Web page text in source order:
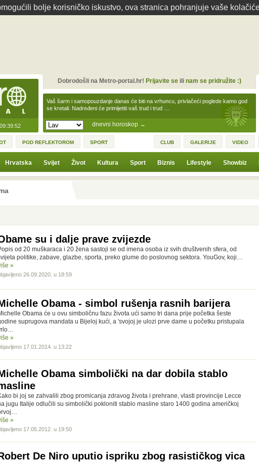
bolje korisničko iskustvo, ova stranica pohranjuje vaše
09:39:52 dnevni horoskop →
Vaš šarm i samopouzdanje danas će biti na vrhuncu, privlačeći poglede kamo god
se kretali. Nadređeni će primijetiti vaš trud i trud …
Dobrodošli na Metro-portal.hr! Prijavite seili nam se pridružite :)
POD REFLEKTOROM SPORT CLUB GALERIJE VIDEO
Hrvatska Svijet Život Kultura Sport Biznis Lifestyle Showbiz
su i dalje prave zvijezde
od 20 muškaraca i 20 žena sastoji se od imena osoba iz svih društvenih sfera, od
politike, zabave, glazbe, sporta, preko glume do poslovnog sektora. YouGov, koji…
»
26.09.2020. u 18:59
Obama - simbol rušenja rasnih barijera
Obama će u ovu simboličnu fazu života ući samo tri dana prije početka šeste
suprugova mandata u Bijeloj kući, a 'svojoj je ulozi prve dame u početku pristupala
»
17.01.2014. u 13:22
Obama simbolički na dar dobila stablo
bi joj se zahvalili zbog promicanja zdravog života i prehrane, vlasti provincije Lecce
jugu Italije odlučili su simbolički pokloniti stablo masline staro 1400 godina američkoj
»
17.05.2012. u 19:50
De Niro uputio ispriku zbog rasističkog vica